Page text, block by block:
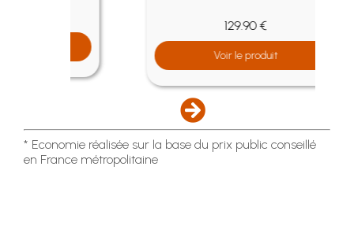
129.90 €
Voir le produit
* Economie réalisée sur la base du prix public conseillé
en France métropolitaine